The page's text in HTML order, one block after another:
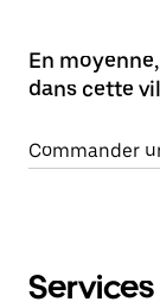
En
dans cette
Commander